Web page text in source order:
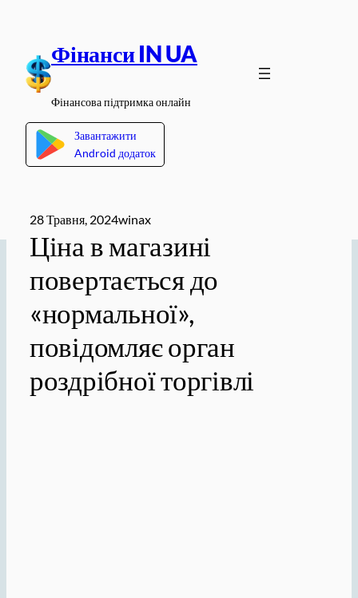
вмісту
Фінанси IN UA
Фінансова підтримка онлайн
Завантажити
Android додаток
28 Травня, 2024winax
Ціна в магазині
повертається до
«нормальної»,
повідомляє орган
роздрібної торгівлі